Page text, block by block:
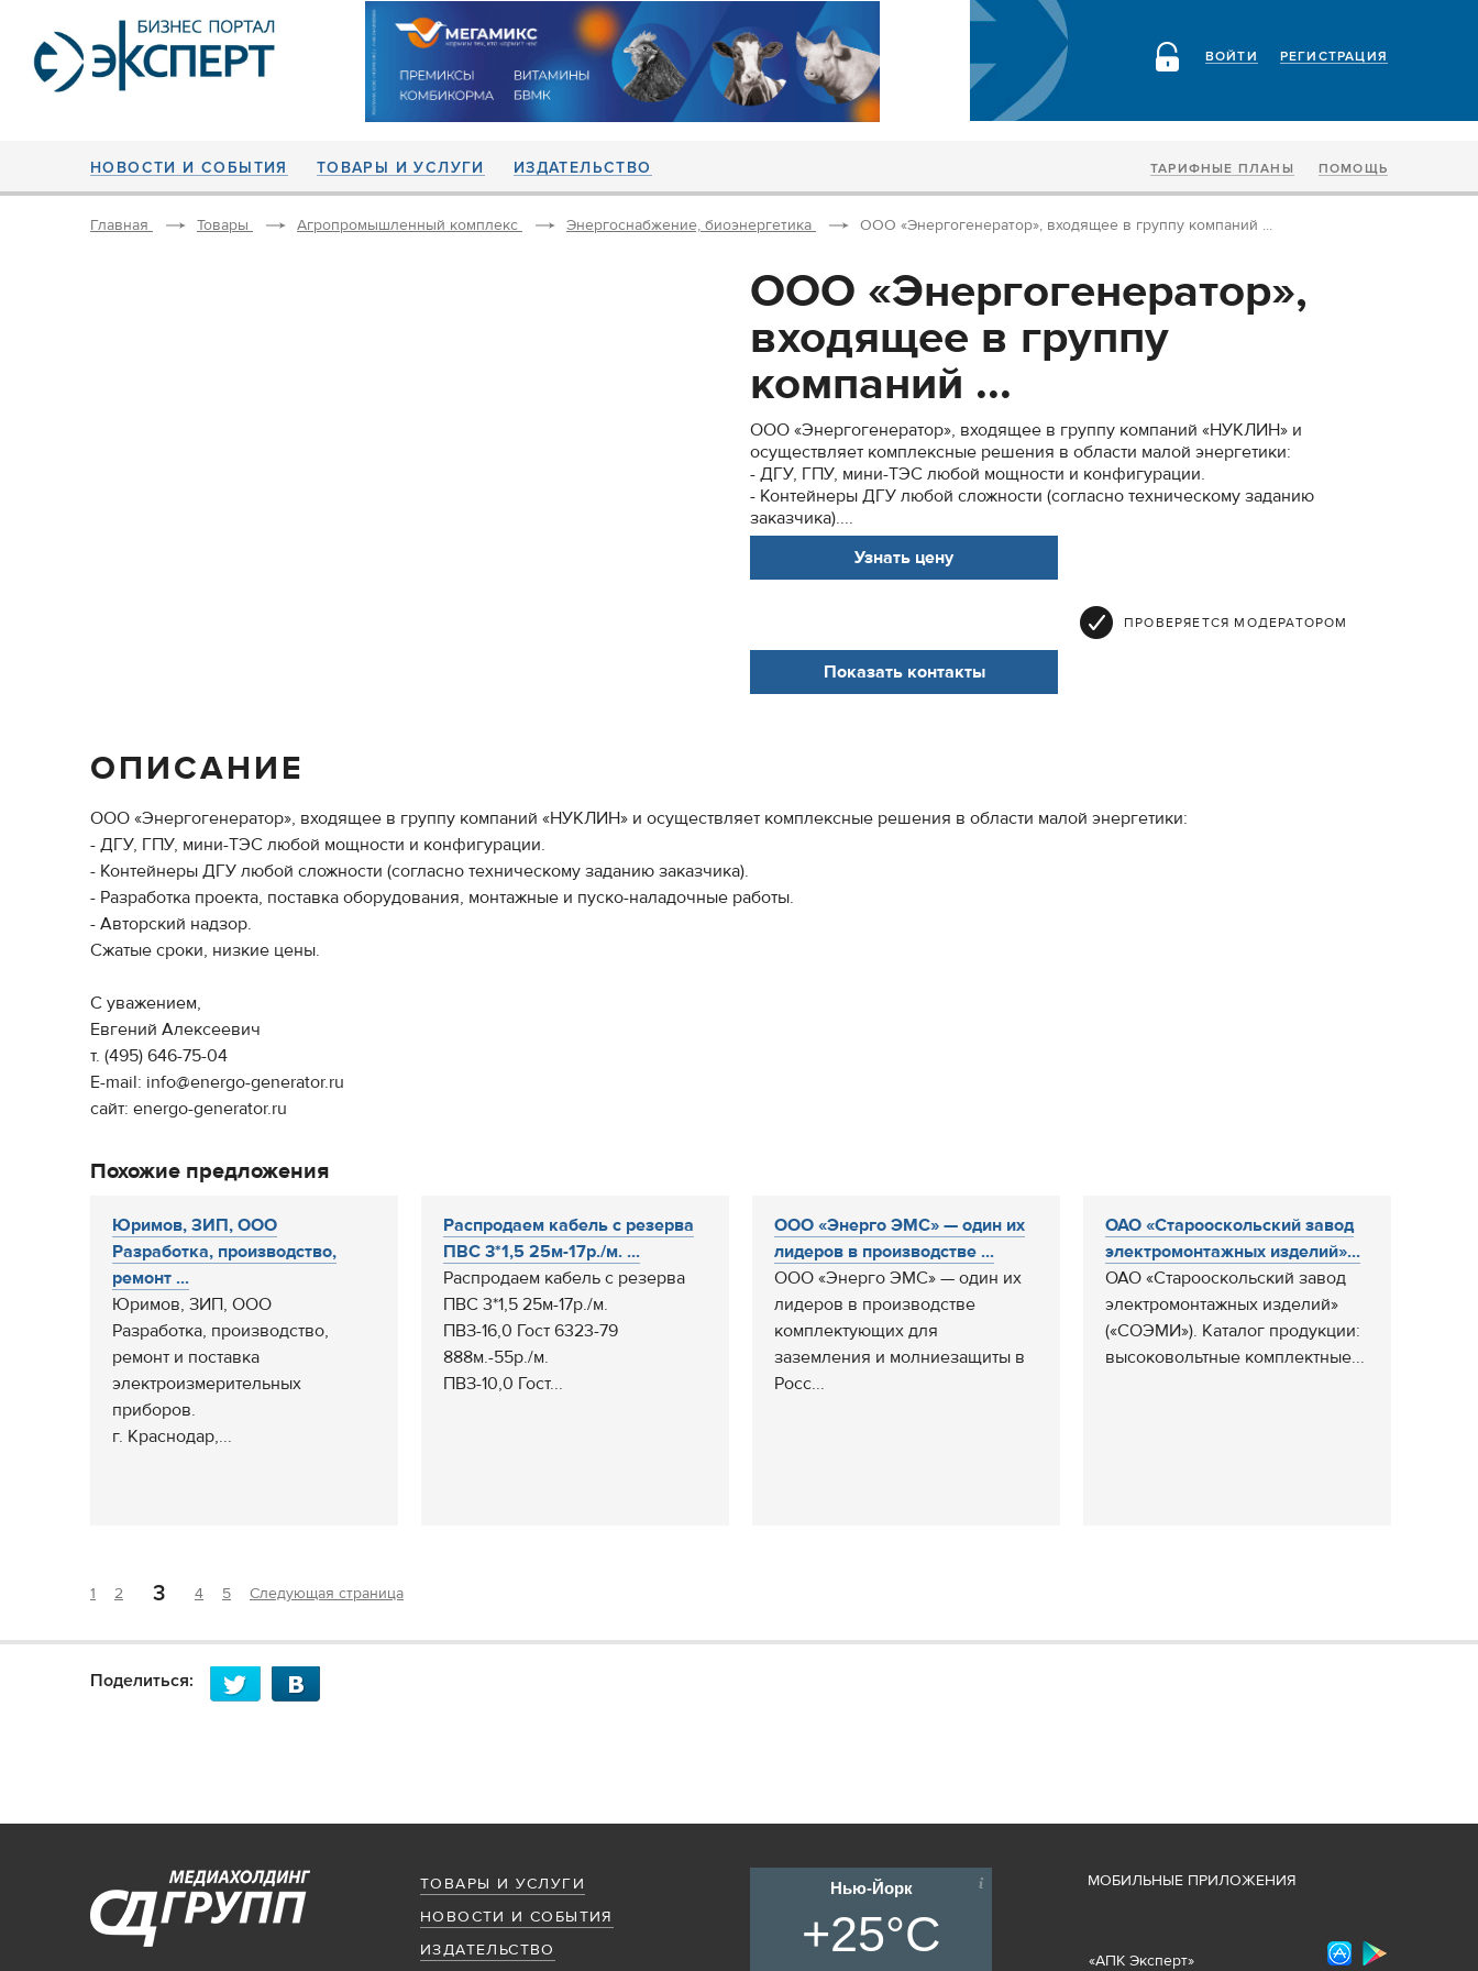
РЕГИСТРАЦИЯ
ВОЙТИ
НОВОСТИ И СОБЫТИЯ ТОВАРЫ И УСЛУГИ ИЗДАТЕЛЬСТВО ТАРИФНЫЕ ПЛАНЫ ПОМОЩЬ
Главная Товары Агропромышленный комплекс Энергоснабжение, биоэнергетика ООО «Энергогенератор», входящее в группу компаний ...
ООО «Энергогенератор»,
входящее в группу
компаний ...
ООО «Энергогенератор», входящее в группу компаний «НУКЛИН» и
осуществляет комплексные решения в области малой энергетики:
- ДГУ, ГПУ, мини-ТЭС любой мощности и конфигурации.
- Контейнеры ДГУ любой сложности (согласно техническому заданию
заказчика)....
Узнать цену
ПРОВЕРЯЕТСЯ МОДЕРАТОРОМ
Показать контакты
ОПИСАНИЕ
ООО «Энергогенератор», входящее в группу компаний «НУКЛИН» и осуществляет комплексные решения в области малой энергетики:
- ДГУ, ГПУ, мини-ТЭС любой мощности и конфигурации.
- Контейнеры ДГУ любой сложности (согласно техническому заданию заказчика).
- Разработка проекта, поставка оборудования, монтажные и пуско-наладочные работы.
- Авторский надзор.
Сжатые сроки, низкие цены.
С уважением,
Евгений Алексеевич
т. (495) 646-75-04
E-mail: info@energo-generator.ru
сайт: energo-generator.ru
Похожие предложения
Юримов, ЗИП, ООО
Разработка, производство,
ремонт ...
Юримов, ЗИП, ООО
Разработка, производство,
ремонт и поставка
электроизмерительных
приборов.
г. Краснодар,...
Распродаем кабель с резерва
ПВС 3*1,5 25м-17р./м. ...
Распродаем кабель с резерва
ПВС 3*1,5 25м-17р./м.
ПВЗ-16,0 Гост 6323-79
888м.-55р./м.
ПВЗ-10,0 Гост...
ООО «Энерго ЭМС» — один их
лидеров в производстве ...
ООО «Энерго ЭМС» — один их
лидеров в производстве
комплектующих для
заземления и молниезащиты в
Росс...
ОАО «Старооскольский завод
электромонтажных изделий»...
ОАО «Старооскольский завод
электромонтажных изделий»
(«СОЭМИ»). Каталог продукции:
высоковольтные комплектные...
1 2 3 4 5 Следующая страница
Поделиться:
ТОВАРЫ И УСЛУГИ
НОВОСТИ И СОБЫТИЯ
ИЗДАТЕЛЬСТВО
Нью-Йорк
+25°C
МОБИЛЬНЫЕ ПРИЛОЖЕНИЯ
«АПК Эксперт»